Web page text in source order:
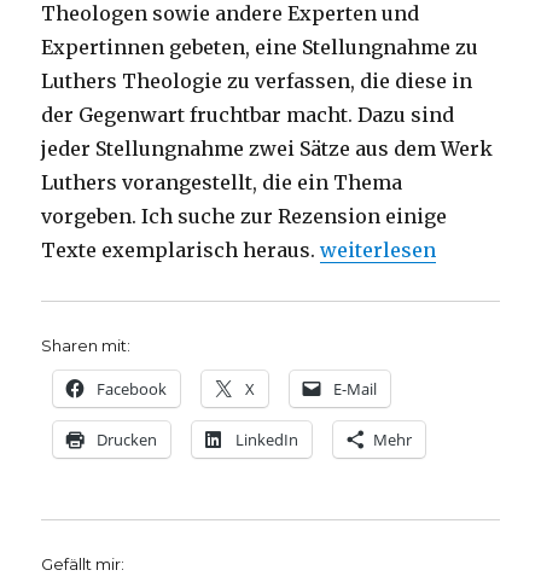
Theologen sowie andere Experten und
Expertinnen gebeten, eine Stellungnahme zu
Luthers Theologie zu verfassen, die diese in
der Gegenwart fruchtbar macht. Dazu sind
jeder Stellungnahme zwei Sätze aus dem Werk
Luthers vorangestellt, die ein Thema
vorgeben. Ich suche zur Rezension einige
Texte exemplarisch heraus.„Luther aktuell
weiterlesen
Sharen mit:
Facebook X E-Mail
Drucken LinkedIn Mehr
Gefällt mir: